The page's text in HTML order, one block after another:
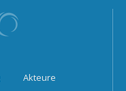
Akteure